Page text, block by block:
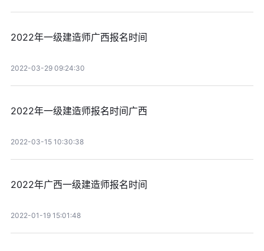
2022年一级建造师广西报名时间
2022-03-29 09:24:30
2022年一级建造师报名时间广西
2022-03-15 10:30:38
2022年广西一级建造师报名时间
2022-01-19 15:01:48